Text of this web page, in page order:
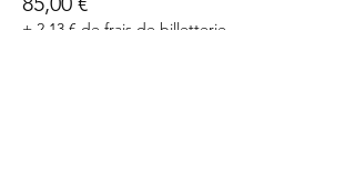
+ 2,13 € de frais de billetterie